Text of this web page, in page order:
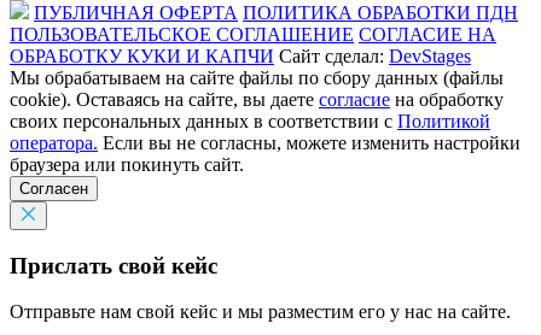
ПУБЛИЧНАЯ ОФЕРТА ПОЛИТИКА ОБРАБОТКИ ПДН
ПОЛЬЗОВАТЕЛЬСКОЕ СОГЛАШЕНИЕ СОГЛАСИЕ НА
ОБРАБОТКУ КУКИ И КАПЧИ Сайт сделал: DevStages
Мы обрабатываем на сайте файлы по сбору данных (файлы
cookie). Оставаясь на сайте, вы даете согласие на обработку
своих персональных данных в соответствии с Политикой
оператора. Если вы не согласны, можете изменить настройки
браузера или покинуть сайт.
Согласен
Прислать свой кейс
Отправьте нам свой кейс и мы разместим его у нас на сайте.